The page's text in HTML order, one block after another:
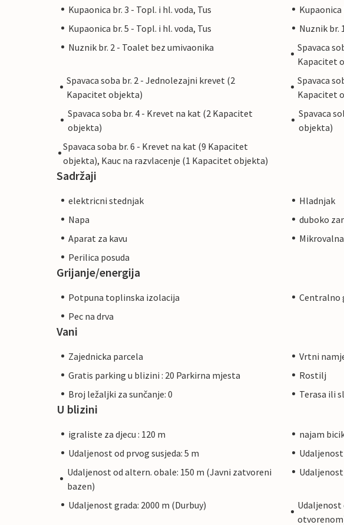
Kupaonica br. 3 - Topl. i hl. voda, Tus
Kupaonica
Kupaonica br. 5 - Topl. i hl. voda, Tus
Nuznik br.
Nuznik br. 2 - Toalet bez umivaonika
Spavaca
Kapacitet
Spavaca soba br. 2 - Jednolezajni krevet (2
Kapacitet objekta)
Spavaca
Kapacitet
Spavaca soba br. 4 - Krevet na kat (2 Kapacitet
objekta)
Spavaca
objekta)
Spavaca soba br. 6 - Krevet na kat (9 Kapacitet
objekta), Kauc na razvlacenje (1 Kapacitet objekta)
Sadržaji
elektricni stednjak
Hladnjak
Napa
duboko
Aparat za kavu
Perilica posuda
Grijanje/energija
Potpuna toplinska izolacija
Centralno
Pec na drva
Vani
Zajednicka parcela
Vrtni
Gratis parking u blizini : 20 Parkirna mjesta
Rostilj
Broj ležaljki za sunčanje: 0
Terasa ili
U blizini
igraliste za djecu : 120 m
najam
Udaljenost od prvog susjeda: 5 m
Udaljenost od altern. obale: 150 m (Javni zatvoreni
bazen)
Udaljenost grada: 2000 m (Durbuy)
Udaljenost